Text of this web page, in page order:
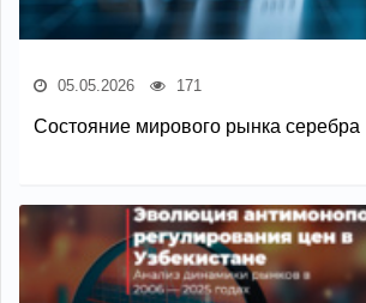
05.05.2026 171
Состояние мирового рынка серебра